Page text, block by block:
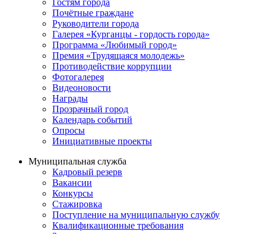
Почётные граждане
Руководители города
Галерея «Курганцы - гордость города»
Программа «Любимый город»
Премия «Трудящаяся молодежь»
Противодействие коррупции
Фотогалерея
Видеоновости
Награды
Прозрачный город
Календарь событий
Опросы
Инициативные проекты
Муниципальная служба
Кадровый резерв
Вакансии
Конкурсы
Стажировка
Поступление на муниципальную службу
Квалификационные требования